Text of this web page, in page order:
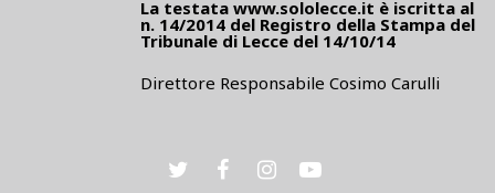
La testata www.sololecce.it è iscritta al
n. 14/2014 del Registro della Stampa del
Tribunale di Lecce del 14/10/14
Direttore Responsabile Cosimo Carulli